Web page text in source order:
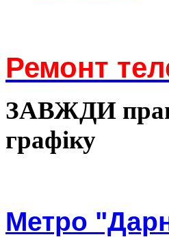
Ремонт
ЗАВЖДИ
графіку
Метро